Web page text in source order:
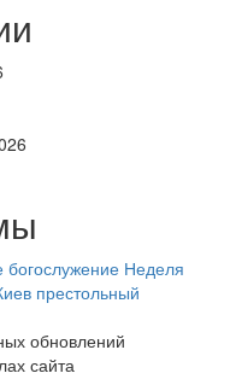
богослужение Неделя
престольный
обновлений
сайта